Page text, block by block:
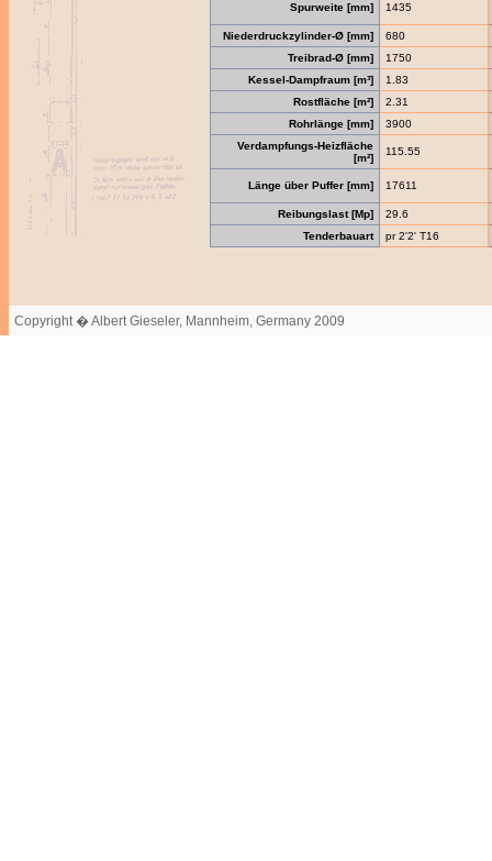
Spurweite [mm] 1435
Niederdruckzylinder-Ø [mm]
680
Treibrad-Ø [mm]
1750
Kessel-Dampfraum [m³]
1.83
Rostfläche [m²]
2.31
Rohrlänge [mm]
3900
Verdampfungs-Heizfläche
[m²]
115.55
Länge über Puffer [mm] 17611
Reibungslast [Mp]
29.6
Tenderbauart
pr 2'2' T16
Copyright � Albert Gieseler, Mannheim, Germany 2009